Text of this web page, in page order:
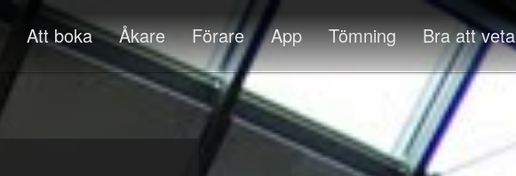
Att boka Åkare Förare App Tömning Bra att veta